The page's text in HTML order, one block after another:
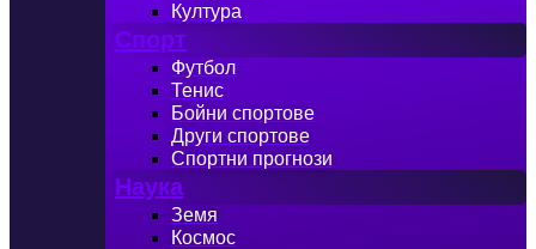
Култура
Спорт
Футбол
Тенис
Бойни спортове
Други спортове
Спортни прогнози
Наука
Земя
Космос